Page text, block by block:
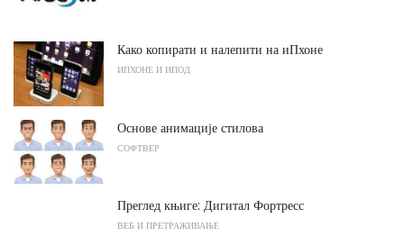
Како копирати и налепити на иПхоне
ИПХОНЕ И ИПОД
Основе анимације стилова
СОФТВЕР
Преглед књиге: Дигитал Фортресс
ВЕБ И ПРЕТРАЖИВАЊЕ